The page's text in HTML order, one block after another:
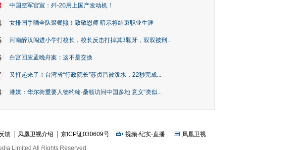
中国空军官宣：歼-20用上国产发动机！
女排国手晒全队聚餐照！致敬恩师 暗示将结束职业生涯
河南醉汉闯进小学打校长，校长反击打掉其3颗牙，双双被刑...
白宫回应孟晚舟案：这不是交换
又打起来了！台湾省“行政院长”苏贞昌被泼水，22秒完成...
港媒：华尔街重要人物约翰·桑顿访问中国多地 意义“类似...
馈 凤凰卫视介绍 京ICP证030609号 视频·纪实·直播
凤凰卫视
Limited All Rights Reserved.